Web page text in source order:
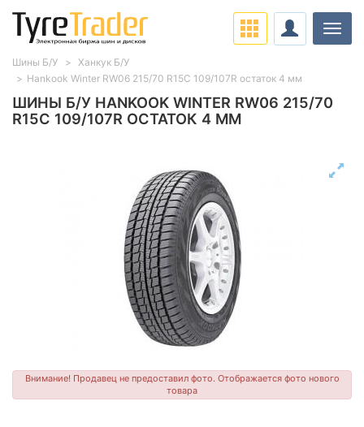
ШИНЫ Б/У HANKOOK WINTER RW06 215/70
R15C 109/107R ОСТАТОК 4 ММ
Внимание! Продавец не предоставил фото. Отображается фото нового
товара
Шины Б/У
Ханкук Б/У
Hankook Winter RW06 215/70 R15C 109/107R остаток 4 мм